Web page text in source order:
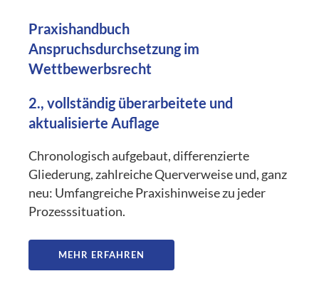
Praxishandbuch
Anspruchsdurchsetzung im
Wettbewerbsrecht
2., vollständig überarbeitete und
aktualisierte Auflage
Chronologisch aufgebaut, differenzierte
Gliederung, zahlreiche Querverweise und, ganz
neu: Umfangreiche Praxishinweise zu jeder
Prozesssituation.
MEHR ERFAHREN